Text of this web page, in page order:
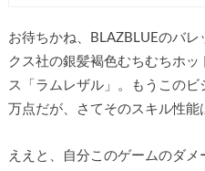
お待ちかね、BLAZBLUEのバ
クス社の銀髪褐色むちむちホ
ス「ラムレザル」。もうこの
万点だが、さてそのスキル性能
ええと、自分このゲームのダ